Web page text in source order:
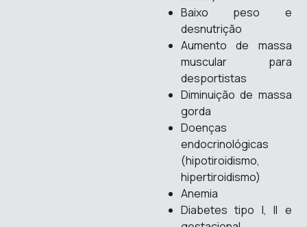
Baixo peso e
desnutrição
Aumento de massa
muscular para
desportistas
Diminuição de massa
gorda
Doenças
endocrinológicas
(hipotiroidismo,
hipertiroidismo)
Anemia
Diabetes tipo I, II e